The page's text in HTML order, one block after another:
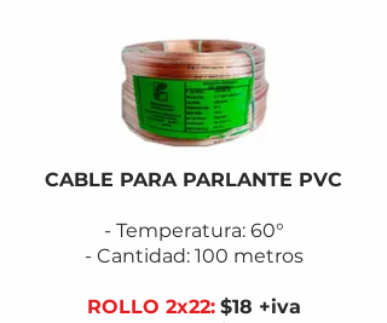
CABLE PARA PARLANTE PVC
- Temperatura: 60°
- Cantidad: 100 metros
ROLLO 2x22: $18 +iva